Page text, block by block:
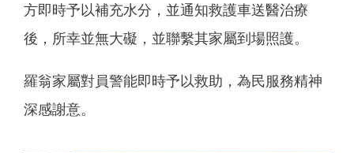
方即時予以補充水分，並通知救護車送醫治療
後，所幸並無大礙，並聯繫其家屬到場照護。
羅翁家屬對員警能即時予以救助，為民服務精神
深感謝意。